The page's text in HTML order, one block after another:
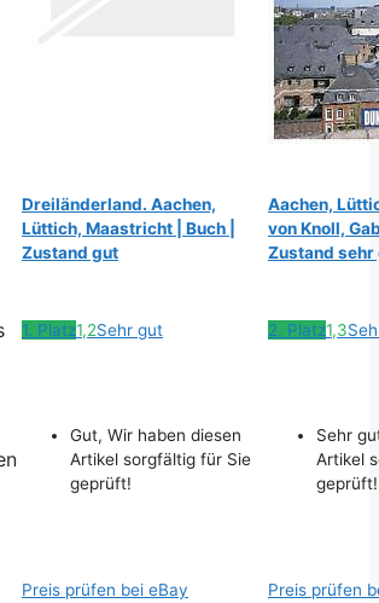
Dreiländerland. Aachen,
Lüttich, Maastricht | Buch |
Zustand gut
Aachen,
von Knoll,
Zustand sehr
1. Platz1,2Sehr gut 2. Platz1,3
Gut, Wir haben diesen
Artikel sorgfältig für Sie
geprüft!
Sehr
Artikel
geprüft!
Preis prüfen bei eBay Preis prüfen